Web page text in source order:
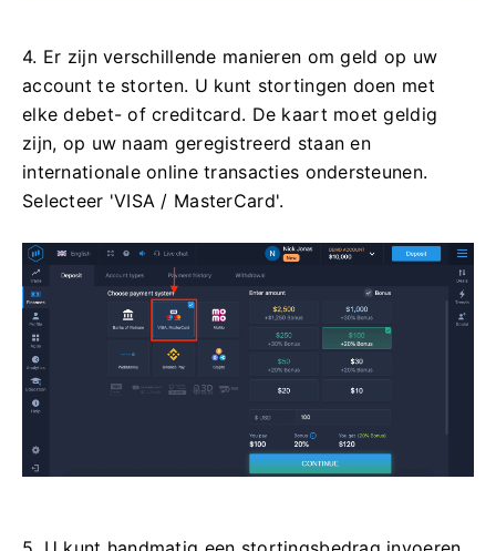
4. Er zijn verschillende manieren om geld op uw
account te storten. U kunt stortingen doen met
elke debet- of creditcard. De kaart moet geldig
zijn, op uw naam geregistreerd staan ​​en
internationale online transacties ondersteunen.
Selecteer 'VISA / MasterCard'.